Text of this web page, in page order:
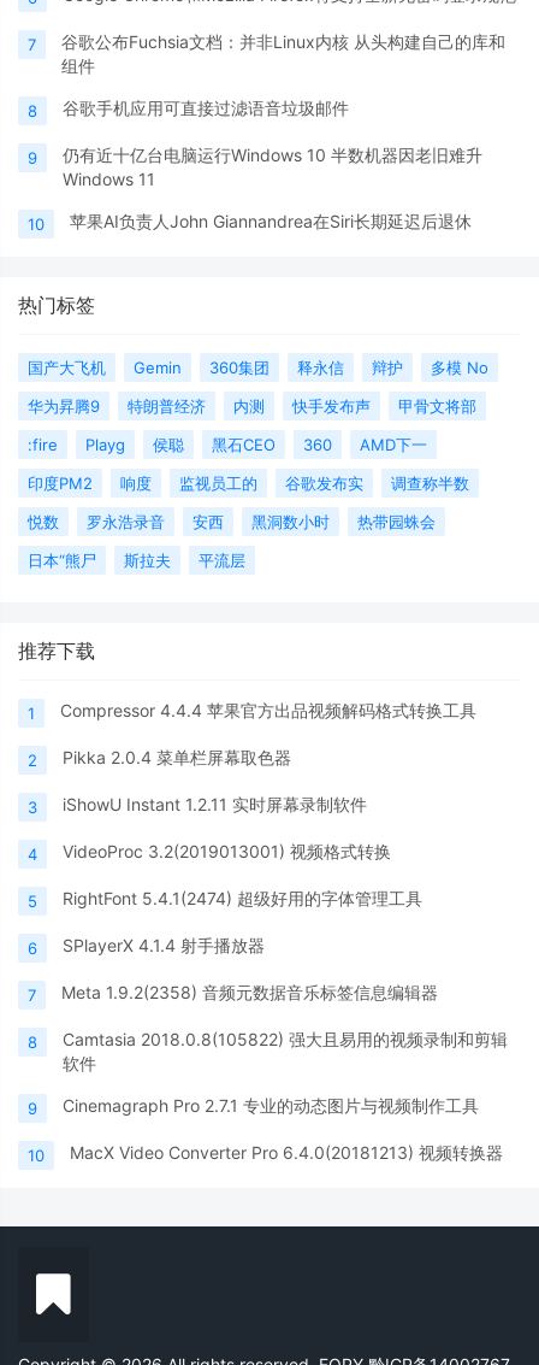
7
谷歌公布Fuchsia文档：并非Linux内核 从头构建自己的库和
组件
8 谷歌手机应用可直接过滤语音垃圾邮件
9
仍有近十亿台电脑运行Windows 10 半数机器因老旧难升
Windows 11
10 苹果AI负责人John Giannandrea在Siri长期延迟后退休
热门标签
国产大飞机 Gemin 360集团 释永信 辩护
多模 No
华为昇腾9
特朗普经济 内测 快手发布声
甲骨文将部
:fire
Playg 侯聪 黑石CEO 360
AMD下一
印度PM2
响度 监视员工的 谷歌发布实
调查称半数
悦数
罗永浩录音 安西 黑洞数小时
热带园蛛会
日本“熊尸
斯拉夫 平流层
推荐下载
1 Compressor 4.4.4 苹果官方出品视频解码格式转换工具
2 Pikka 2.0.4 菜单栏屏幕取色器
3 iShowU Instant 1.2.11 实时屏幕录制软件
4 VideoProc 3.2(2019013001) 视频格式转换
5 RightFont 5.4.1(2474) 超级好用的字体管理工具
6 SPlayerX 4.1.4 射手播放器
7 Meta 1.9.2(2358) 音频元数据音乐标签信息编辑器
8
Camtasia 2018.0.8(105822) 强大且易用的视频录制和剪辑
软件
9 Cinemagraph Pro 2.7.1 专业的动态图片与视频制作工具
10 MacX Video Converter Pro 6.4.0(20181213) 视频转换器